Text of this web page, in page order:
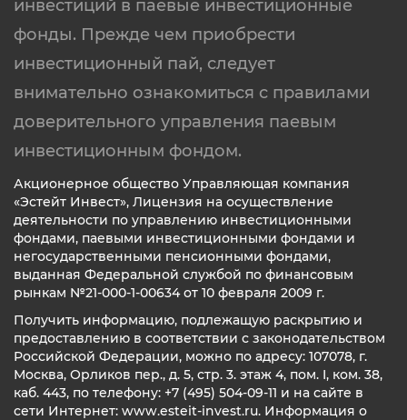
инвестиций в паевые инвестиционные
фонды. Прежде чем приобрести
инвестиционный пай, следует
внимательно ознакомиться с правилами
доверительного управления паевым
инвестиционным фондом.
Акционерное общество Управляющая компания
«Эстейт Инвест», Лицензия на осуществление
деятельности по управлению инвестиционными
фондами, паевыми инвестиционными фондами и
негосударственными пенсионными фондами,
выданная Федеральной службой по финансовым
рынкам №21-000-1-00634 от 10 февраля 2009 г.
Получить информацию, подлежащую раскрытию и
предоставлению в соответствии с законодательством
Российской Федерации, можно по адресу: 107078, г.
Москва, Орликов пер., д. 5, стр. 3. этаж 4, пом. I, ком. 38,
каб. 443, по телефону: +7 (495) 504-09-11 и на сайте в
сети Интернет: www.esteit-invest.ru. Информация о